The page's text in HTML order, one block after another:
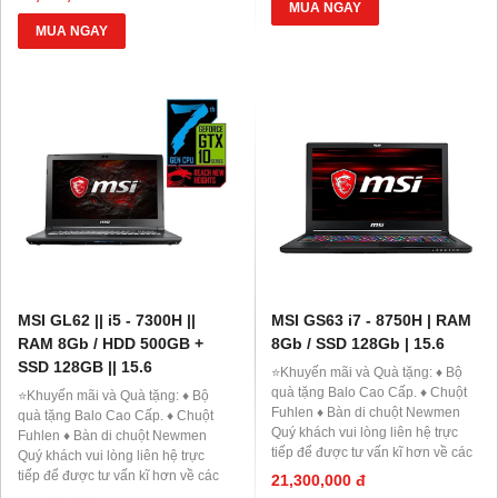
BLX hoặc hộ khẩu gốc )
Giảm 20%khi nâng cấp Ram-
SSD
10.000 Voucher Giảm
MUA NGAY
SSD
MUA NGAY
MSI GL62 || i5 - 7300H ||
RAM 8Gb / HDD 500GB +
SSD 128GB || 15.6
⭐️Khuyến mãi và Quà tặng: ♦ Bộ
quà tặng Balo Cao Cấp. ♦ Chuột
Fuhlen ♦ Bàn di chuột Newmen
Quý khách vui lòng liên hệ trực
tiếp để được tư vấn kĩ hơn về các
MSI GS63 i7 - 8750H | RAM
8Gb / SSD 128Gb | 15.6
⭐️Khuyến mãi và Quà tặng: ♦ Bộ
quà tặng Balo Cao Cấp. ♦ Chuột
Fuhlen ♦ Bàn di chuột Newmen
Quý khách vui lòng liên hệ trực
tiếp để được tư vấn kĩ hơn về các
chương trình khuyến mãi của
Laptop43.vn ♦ Hotline tư vấn:
21,300,000 đ